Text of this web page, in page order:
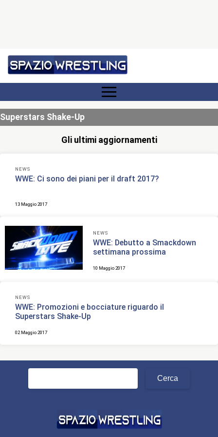
Superstars Shake-Up
Gli ultimi aggiornamenti
NEWS
WWE: Ci sono dei piani per il draft 2017?
13 Maggio 2017
NEWS
WWE: Debutto a Smackdown
settimana prossima
10 Maggio 2017
NEWS
WWE: Promozioni e bocciature riguardo il
Superstars Shake-Up
02 Maggio 2017
Ricerca